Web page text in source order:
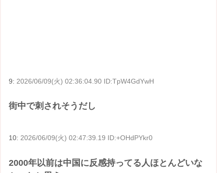
9:2026/06/09(火) 02:36:04.90 ID:TpW4GdYwH
街中で刺されそうだし
10:2026/06/09(火) 02:47:39.19 ID:+OHdPYkr0
2000年以前は中国に反感持ってる人ほとんどいな